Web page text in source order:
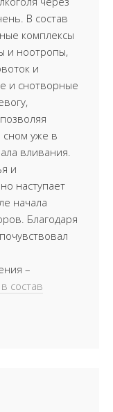
В состав
комплексы
и ноотропы,
и
и снотворные
сном уже в
вливания.
и
наступает
начала
Благодаря
–
состав